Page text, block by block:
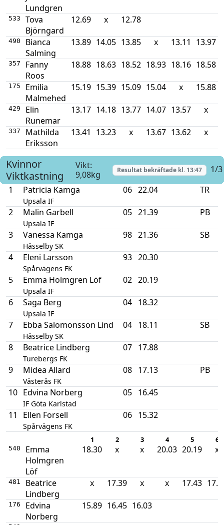
Lundgren
533
Tova
Björngard
12.69 x 12.78
490
Bianca
Salming
13.89 14.05 13.85 x 13.11 13.97
357
Fanny
Roos
18.88 18.63 18.52 18.93 18.16 18.58
175
Emilia
Malmehed
15.19 15.39 15.09 15.04 x 15.88
429
Elin
Runemar
13.17 14.18 13.77 14.07 13.57 x
337
Mathilda
Eriksson
13.41 13.23 x 13.67 13.62 x
Kvinnor
Viktkastning
Vikt:
9,08kg
Resultat bekräftade kl.13:47
1/
1
Patricia Kamga
Upsala IF
06 22.04 TR
2 Malin Garbell
Upsala IF
05 21.39 PB
3 Vanessa Kamga
Hässelby SK
98 21.36 SB
4 Eleni Larsson
Spårvägens FK
93 20.30
5 Emma Holmgren Löf
Upsala IF
02 20.19
6 Saga Berg
Upsala IF
04 18.32
7 Ebba Salomonsson Lind
Hässelby SK
04 18.11 SB
8 Beatrice Lindberg
Turebergs FK
07 17.88
9 Midea Allard
Västerås FK
08 17.13 PB
10 Edvina Norberg
IF Göta Karlstad
05 16.45
11 Ellen Forsell
Spårvägens FK
06 15.32
1 2 3 4 5 6
540
Emma
Holmgren
Löf
18.30 x x 20.03 20.19 x
481
Beatrice
Lindberg
x 17.39 x x 17.43
176
Edvina
Norberg
15.89 16.45 16.03